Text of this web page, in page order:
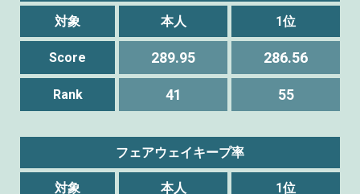
対象 本人 1位
Score 289.95 286.56
Rank 41 55
フェアウェイキープ率
対象 本人 1位